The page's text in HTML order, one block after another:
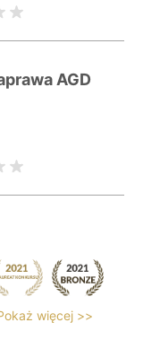
AGD
więcej >>